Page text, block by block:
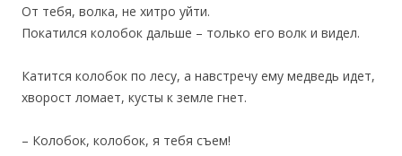
От тебя, волка, не хитро уйти.
Покатился колобок дальше – только его волк и видел.
Катится колобок по лесу, а навстречу ему медведь идет,
хворост ломает, кусты к земле гнет.
– Колобок, колобок, я тебя съем!